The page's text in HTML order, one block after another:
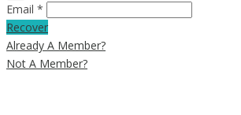
Email *
Recover
Already A Member?
Not A Member?